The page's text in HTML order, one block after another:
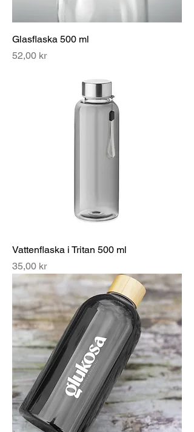
Glasflaska 500 ml
Pris
52,00 kr
Vattenflaska i Tritan 500 ml
Pris
35,00 kr